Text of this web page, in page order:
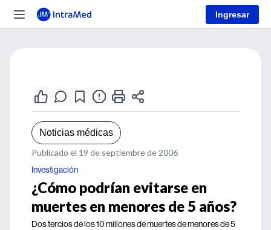
Ingresar
Noticias médicas
Publicado el 19 de septiembre de 2006
Investigación
¿Cómo podrían evitarse en
muertes en menores de 5 años?
Dos tercios de los 10 millones de muertes de menores de 5